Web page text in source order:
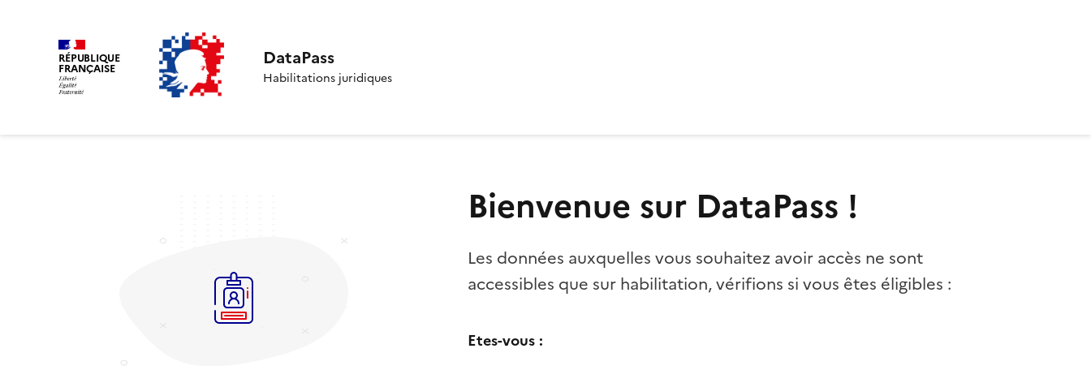
RÉPUBLIQUE
FRANÇAISE DataPass
Habilitations juridiques
Bienvenue sur DataPass !
Les données auxquelles vous souhaitez avoir accès ne sont
accessibles que sur habilitation, vérifions si vous êtes éligibles :
Etes-vous :